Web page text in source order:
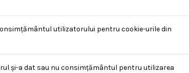
utilizatorului pentru cookie-urile din
și-a dat sau nu consimțământul pentru utilizarea